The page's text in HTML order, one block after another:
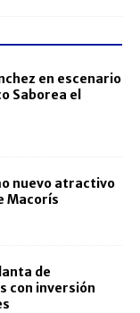
en escenario
Saborea el
nuevo atractivo
Macorís
de
con inversión